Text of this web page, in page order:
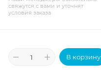
свяжутся с вами и уточнят
условия заказа
В корзину